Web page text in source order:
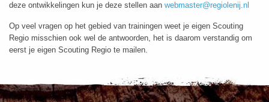
deze ontwikkelingen kun je deze stellen aan webmaster@regiolenij.nl
Op veel vragen op het gebied van trainingen weet je eigen Scouting
Regio misschien ook wel de antwoorden, het is daarom verstandig om
eerst je eigen Scouting Regio te mailen.